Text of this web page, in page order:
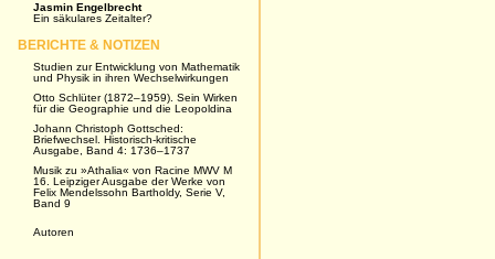
Jasmin Engelbrecht
Ein säkulares Zeitalter?
BERICHTE & NOTIZEN
Studien zur Entwicklung von Mathematik
und Physik in ihren Wechselwirkungen
Otto Schlüter (1872–1959). Sein Wirken
für die Geographie und die Leopoldina
Johann Christoph Gottsched:
Briefwechsel. Historisch-kritische
Ausgabe, Band 4: 1736–1737
Musik zu »Athalia« von Racine MWV M
16. Leipziger Ausgabe der Werke von
Felix Mendelssohn Bartholdy, Serie V,
Band 9
Autoren